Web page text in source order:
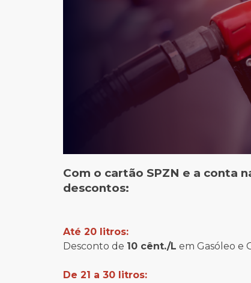
Com o cartão SPZN e a conta
descontos:
Até 20 litros:
Desconto de 10 cênt./L em Gasóleo e
De 21 a 30 litros: